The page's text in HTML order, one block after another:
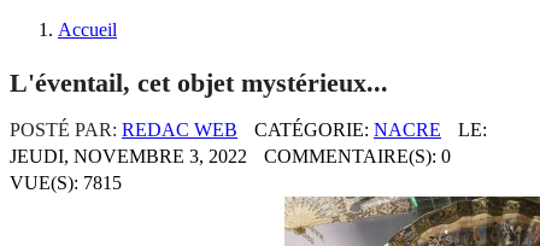
Accueil
L'éventail, cet objet mystérieux...
POSTÉ PAR: REDAC WEB CATÉGORIE: NACRE
LE:
JEUDI, NOVEMBRE 3, 2022
COMMENTAIRE(S): 0
VUE(S): 7815